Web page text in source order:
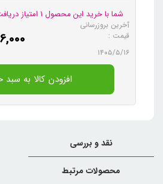
شما با خرید این محصول 1 امتیاز دریافت می کنید
آخرین بروزرسانی
قیمت :
۱۴۰۵/۵/۱۶
افزودن کالا به سبد
نقد و بررسی
محصولات مرتبط